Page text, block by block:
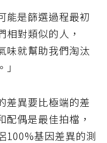
能是篩選過程最初
相對類似的人，
味就幫助我們淘汰
差異要比極端的差
配偶是最佳拍檔，
100%基因差異的測